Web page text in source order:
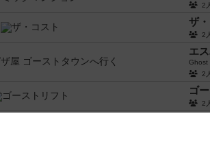
2
ザ
2
エ
Ghost
2
ゴ
2